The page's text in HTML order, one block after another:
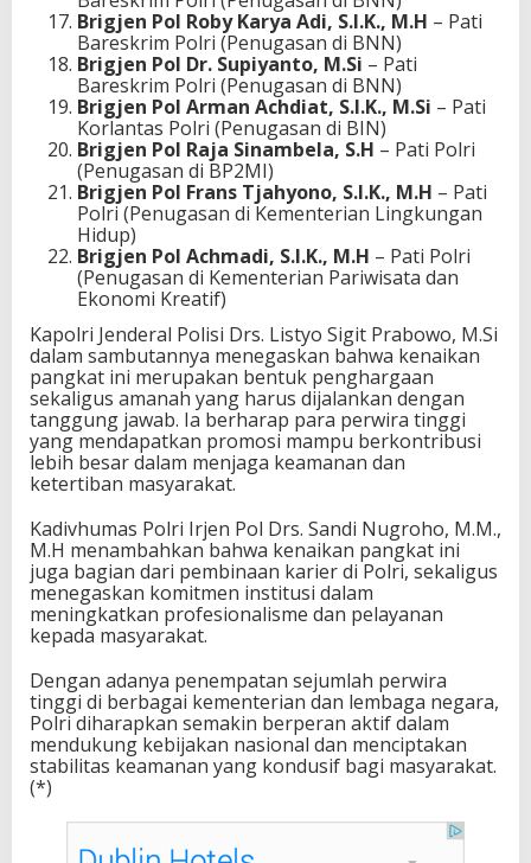
Brigjen Pol Roby Karya Adi, S.I.K., M.H – Pati
Bareskrim Polri (Penugasan di BNN)
Brigjen Pol Dr. Supiyanto, M.Si – Pati
Bareskrim Polri (Penugasan di BNN)
Brigjen Pol Arman Achdiat, S.I.K., M.Si – Pati
Korlantas Polri (Penugasan di BIN)
Brigjen Pol Raja Sinambela, S.H – Pati Polri
(Penugasan di BP2MI)
Brigjen Pol Frans Tjahyono, S.I.K., M.H – Pati
Polri (Penugasan di Kementerian Lingkungan
Hidup)
Brigjen Pol Achmadi, S.I.K., M.H – Pati Polri
(Penugasan di Kementerian Pariwisata dan
Ekonomi Kreatif)
Kapolri Jenderal Polisi Drs. Listyo Sigit Prabowo, M.Si
dalam sambutannya menegaskan bahwa kenaikan
pangkat ini merupakan bentuk penghargaan
sekaligus amanah yang harus dijalankan dengan
tanggung jawab. Ia berharap para perwira tinggi
yang mendapatkan promosi mampu berkontribusi
lebih besar dalam menjaga keamanan dan
ketertiban masyarakat.
Kadivhumas Polri Irjen Pol Drs. Sandi Nugroho, M.M.,
M.H menambahkan bahwa kenaikan pangkat ini
juga bagian dari pembinaan karier di Polri, sekaligus
menegaskan komitmen institusi dalam
meningkatkan profesionalisme dan pelayanan
kepada masyarakat.
Dengan adanya penempatan sejumlah perwira
tinggi di berbagai kementerian dan lembaga negara,
Polri diharapkan semakin berperan aktif dalam
mendukung kebijakan nasional dan menciptakan
stabilitas keamanan yang kondusif bagi masyarakat.
(*)